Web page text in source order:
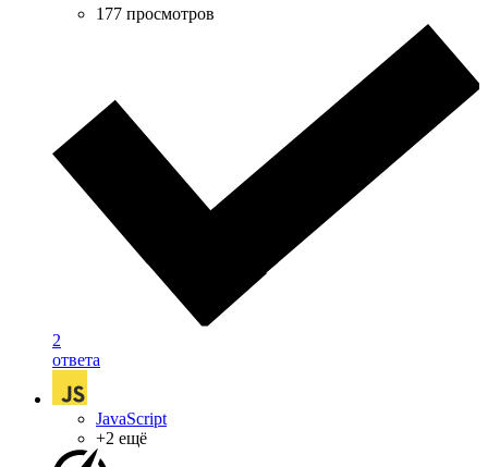
177 просмотров
2
ответа
JavaScript
+2 ещё